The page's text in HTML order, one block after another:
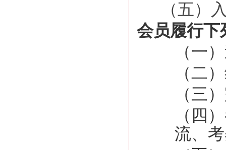
（五）
会员履行下
（一
（二
（三
（四
流、